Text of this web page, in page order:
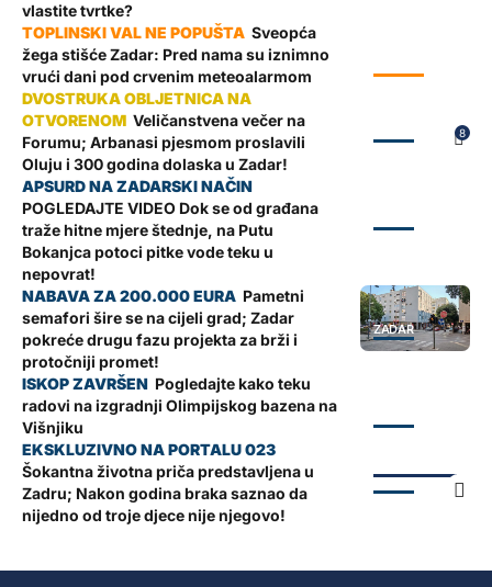
vlastite tvrtke?
Sveopća
žega stišće Zadar: Pred nama su iznimno
vrući dani pod crvenim meteoalarmom
8
Veličanstvena večer na
Forumu; Arbanasi pjesmom proslavili
Oluju i 300 godina dolaska u Zadar!
POGLEDAJTE VIDEO Dok se od građana
traže hitne mjere štednje, na Putu
Bokanjca potoci pitke vode teku u
nepovrat!
ZADAR
Pametni
semafori šire se na cijeli grad; Zadar
pokreće drugu fazu projekta za brži i
protočniji promet!
Pogledajte kako teku
radovi na izgradnji Olimpijskog bazena na
Višnjiku
Šokantna životna priča predstavljena u
Zadru; Nakon godina braka saznao da
nijedno od troje djece nije njegovo!